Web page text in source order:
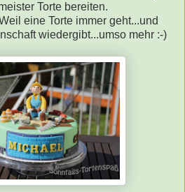
Torte bereiten.
eine Torte immer geht...und
wiedergibt...umso mehr :-)